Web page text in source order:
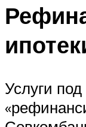
Услуги